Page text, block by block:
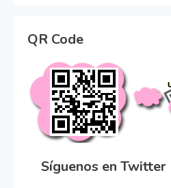
QR Code
Síguenos en Twitter